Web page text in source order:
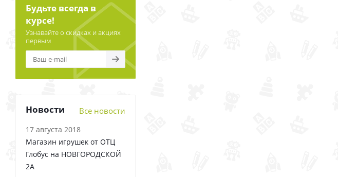
Будьте всегда в
курсе!
Узнавайте о скидках и акциях
первым
Новости Все новости
17 августа 2018
Магазин игрушек от ОТЦ
Глобус на НОВГОРОДСКОЙ
2А